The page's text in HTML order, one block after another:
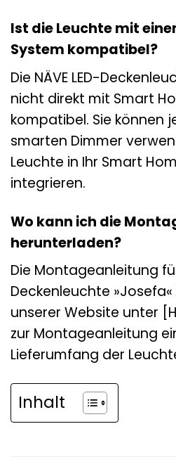
Ist die Leuchte mit
System kompatibel?
Die NÄVE LED-
nicht direkt mit Smart
kompatibel. Sie können
smarten Dimmer
Leuchte in Ihr Smart
integrieren.
Wo kann ich die
herunterladen?
Die Montageanleitung für
Deckenleuchte
unserer Website unter
zur Montageanleitung
Lieferumfang der
Inhalt